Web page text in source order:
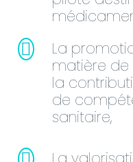
La
matière
la
de
sanitaire,